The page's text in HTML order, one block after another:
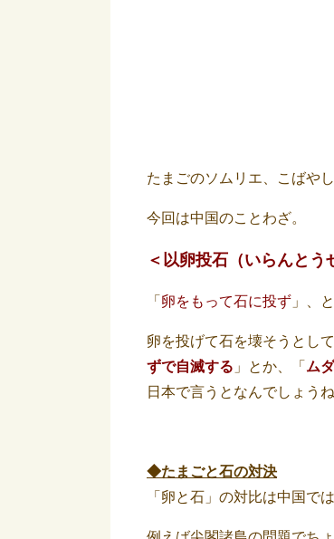
たまごのソムリエ、こばや
今回は中国のことわざ。
＜以卵投石（いらんとう
「 卵をもって石に投ず 」、
卵を投げて石を壊そうとし
ずで自滅する 」とか、「 ム
日本で言うとなんでしょう
◆たまごと石の対決
「卵と石」の対比は中国で